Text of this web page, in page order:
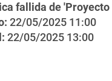
fallida de 'Proyecto
22/05/2025 11:00
22/05/2025 13:00